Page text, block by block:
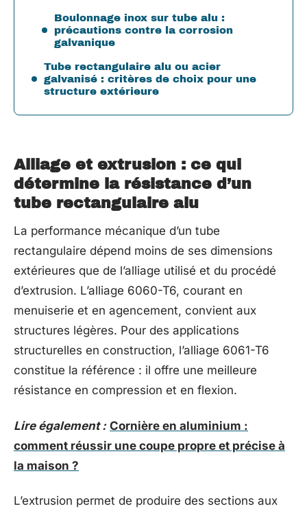
Boulonnage inox sur tube alu :
précautions contre la corrosion
galvanique
Tube rectangulaire alu ou acier
galvanisé : critères de choix pour une
structure extérieure
Alliage et extrusion : ce qui
détermine la résistance d’un
tube rectangulaire alu
La performance mécanique d’un tube
rectangulaire dépend moins de ses dimensions
extérieures que de l’alliage utilisé et du procédé
d’extrusion. L’alliage 6060-T6, courant en
menuiserie et en agencement, convient aux
structures légères. Pour des applications
structurelles en construction, l’alliage 6061-T6
constitue la référence : il offre une meilleure
résistance en compression et en flexion.
Lire également : Cornière en aluminium :
comment réussir une coupe propre et précise à
la maison ?
L’extrusion permet de produire des sections aux